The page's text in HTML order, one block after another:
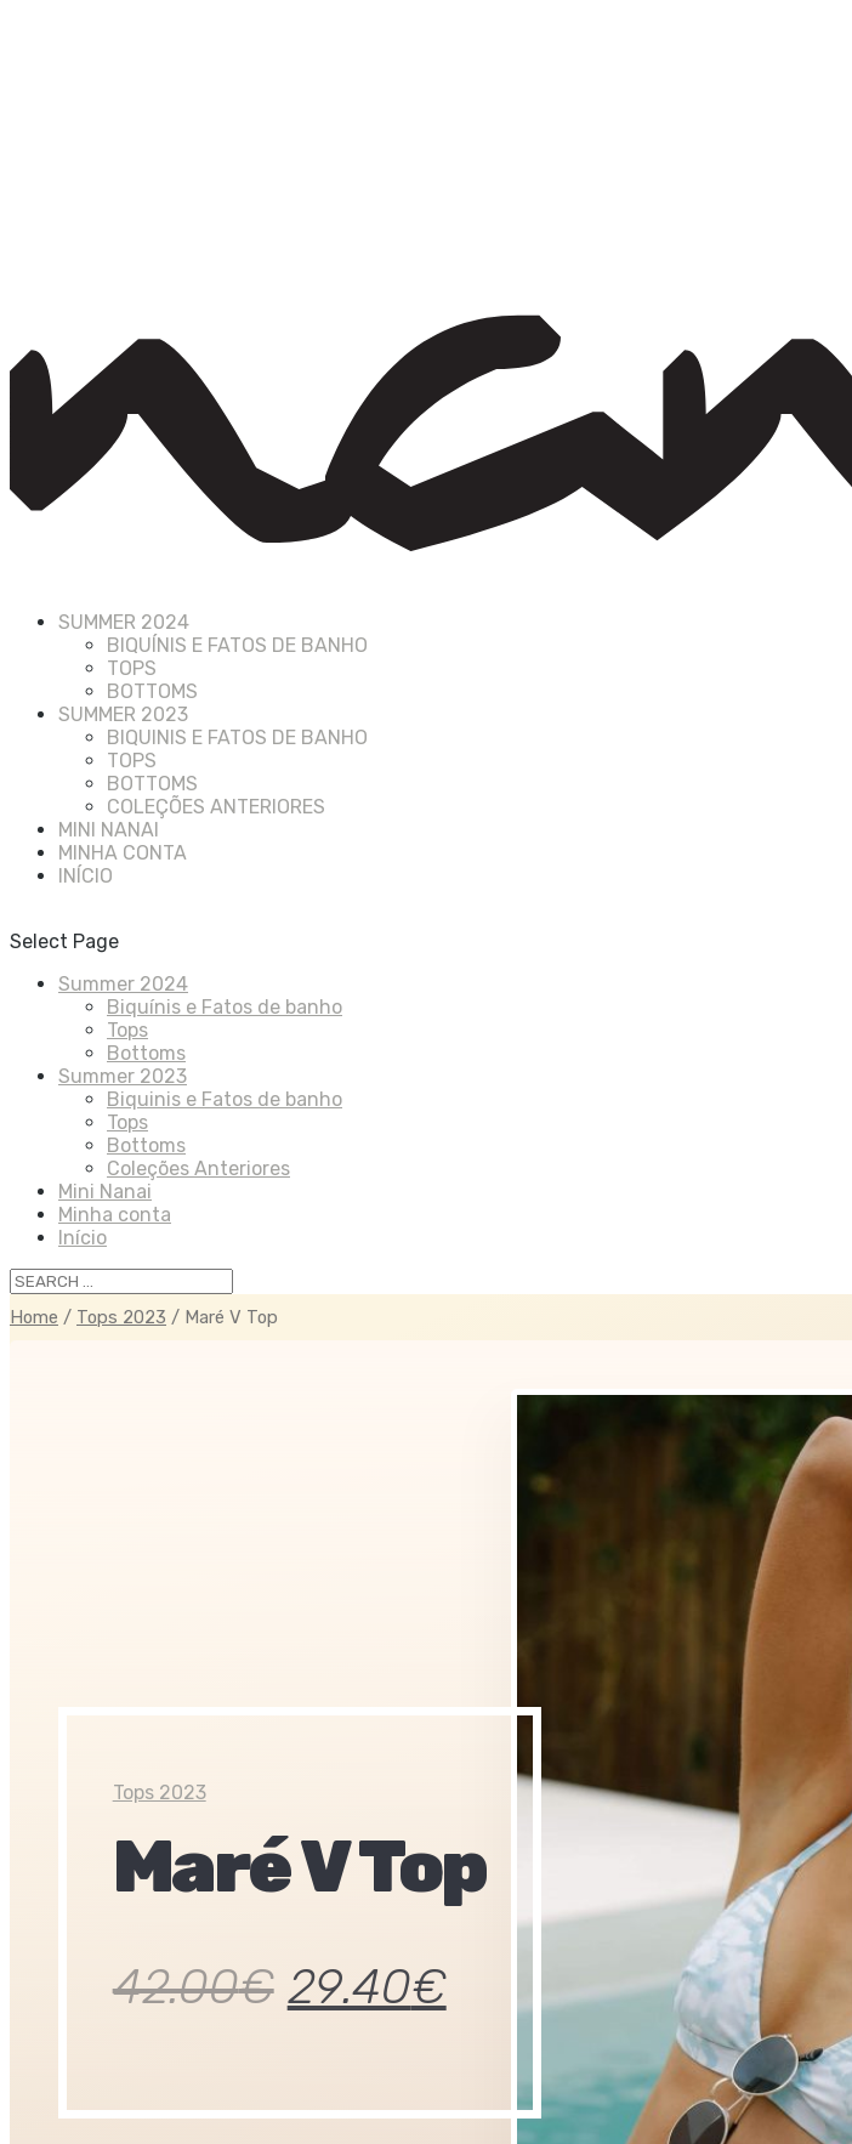
SUMMER 2024
BIQUÍNIS E FATOS DE BANHO
TOPS
BOTTOMS
SUMMER 2023
BIQUINIS E FATOS DE BANHO
TOPS
BOTTOMS
COLEÇÕES ANTERIORES
MINI NANAI
MINHA CONTA
INÍCIO
Select Page
Summer 2024
Biquínis e Fatos de banho
Tops
Bottoms
Summer 2023
Biquinis e Fatos de banho
Tops
Bottoms
Coleções Anteriores
Mini Nanai
Minha conta
Início
Home / Tops 2023 / Maré V Top
Tops 2023
Maré V Top
42.00€ 29.40€